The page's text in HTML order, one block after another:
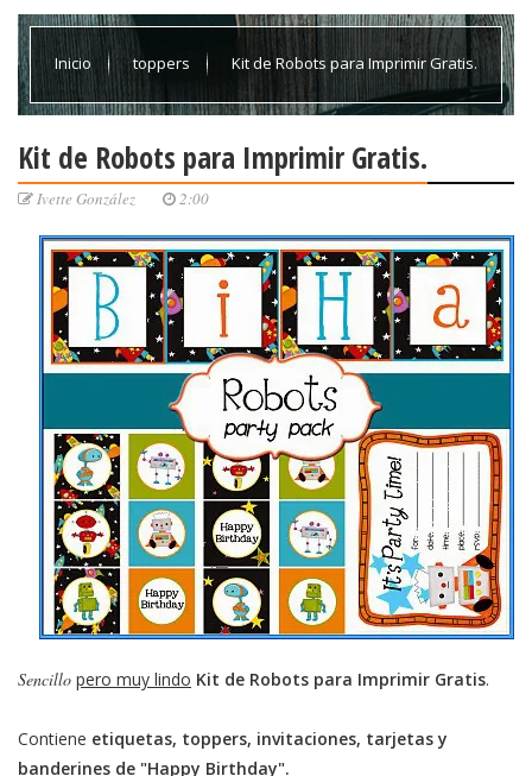
Inicio toppers Kit de Robots para Imprimir Gratis.
Kit de Robots para Imprimir Gratis.
Ivette González 2:00
Sencillo pero muy lindo Kit de Robots para Imprimir Gratis.
Contiene etiquetas, toppers, invitaciones, tarjetas y
banderines de "Happy Birthday".